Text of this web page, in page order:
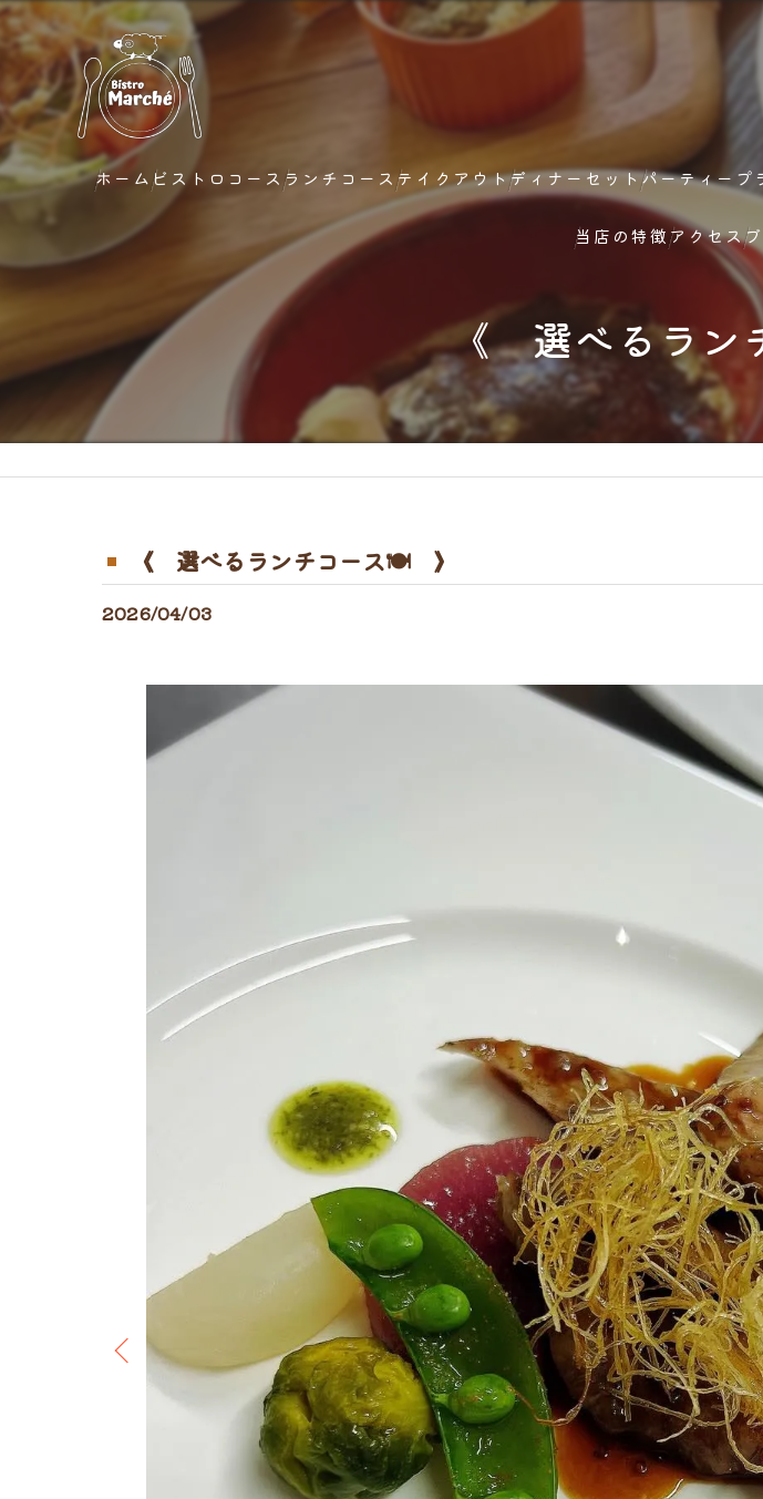
ホームビストロコース ランチコース テイクアウトディナーセットパーティープ
当店の特徴
フレンチ
アクセス
《 選べるラ
《 選べるランチコース🍽️ 》
2026/04/03